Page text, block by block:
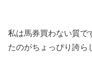
私は馬券買わない質で
たのがちょっぴり誇ら